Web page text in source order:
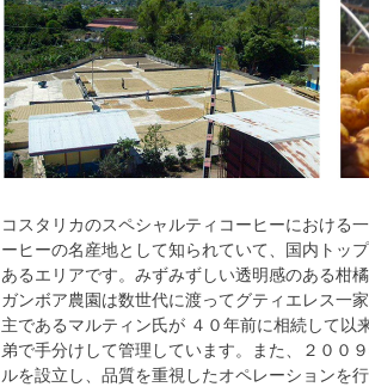
コスタリカのスペシャルティコーヒーにおける
ーヒーの名産地として知られていて、国内トッ
あるエリアです。みずみずしい透明感のある柑
ガンボア農園は数世代に渡ってグティエレス一
主であるマルティン氏が ４０年前に相続して以
弟で手分けして管理しています。また、２００
ルを設立し、品質を重視したオペレーションを